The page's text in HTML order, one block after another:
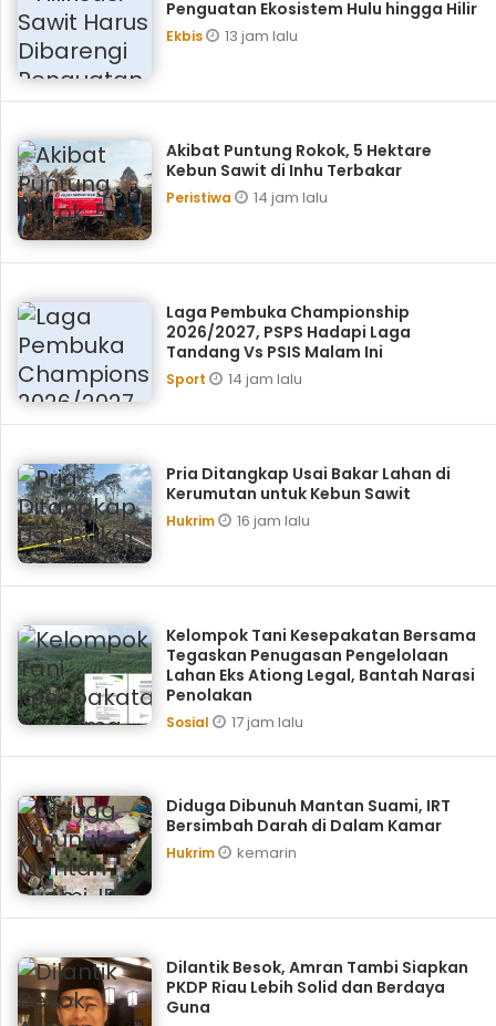
Penguatan Ekosistem Hulu hingga Hilir
Ekbis 13 jam lalu
Akibat Puntung Rokok, 5 Hektare
Kebun Sawit di Inhu Terbakar
Peristiwa 14 jam lalu
Laga Pembuka Championship
2026/2027, PSPS Hadapi Laga
Tandang Vs PSIS Malam Ini
Sport 14 jam lalu
Pria Ditangkap Usai Bakar Lahan di
Kerumutan untuk Kebun Sawit
Hukrim 16 jam lalu
Kelompok Tani Kesepakatan Bersama
Tegaskan Penugasan Pengelolaan
Lahan Eks Ationg Legal, Bantah Narasi
Penolakan
Sosial 17 jam lalu
Diduga Dibunuh Mantan Suami, IRT
Bersimbah Darah di Dalam Kamar
Hukrim kemarin
Dilantik Besok, Amran Tambi Siapkan
PKDP Riau Lebih Solid dan Berdaya
Guna